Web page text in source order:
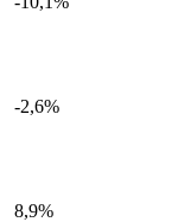
-2,6%
8,9%